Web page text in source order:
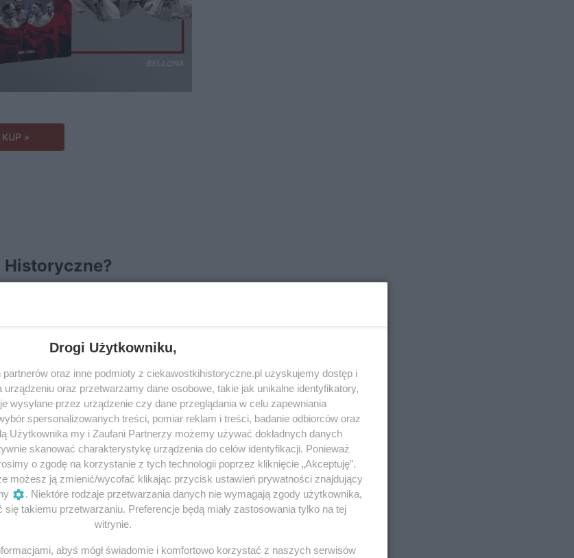
KUP »
Drogi Użytkowniku,
oraz inne podmioty z ciekawostkihistoryczne.pl uzyskujemy dostęp i
oraz przetwarzamy dane osobowe, takie jak unikalne identyfikatory,
wysyłane przez urządzenie czy dane przeglądania w celu zapewniania
spersonalizowanych treści, pomiar reklam i treści, badanie odbiorców oraz
Użytkownika my i Zaufani Partnerzy możemy używać dokładnych danych
skanować charakterystykę urządzenia do celów identyfikacji. Ponieważ
o zgodę na korzystanie z tych technologii poprzez kliknięcie „Akceptuję”.
możesz ją zmienić/wycofać klikając przycisk ustawień prywatności znajdujący
. Niektóre rodzaje przetwarzania danych nie wymagają zgody użytkownika,
takiemu przetwarzaniu. Preferencje będą miały zastosowania tylko na tej
witrynie.
abyś mógł świadomie i komfortowo korzystać z naszych serwisów